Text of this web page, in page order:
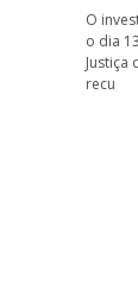
O
o dia
Justiça
recu